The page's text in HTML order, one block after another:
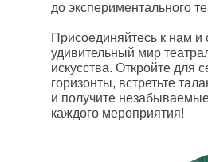
до экспериментального
Присоединяйтесь к нам и
удивительный мир
искусства. Откройте для
горизонты, встретьте
и получите
каждого мероприятия!